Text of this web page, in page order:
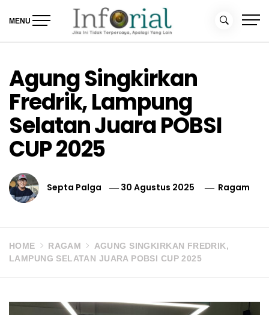
MENU
Agung Singkirkan
Fredrik, Lampung
Selatan Juara POBSI
CUP 2025
Septa Palga 30 Agustus 2025 Ragam
HOME RAGAM
AGUNG SINGKIRKAN FREDRIK,
LAMPUNG SELATAN JUARA POBSI CUP 2025